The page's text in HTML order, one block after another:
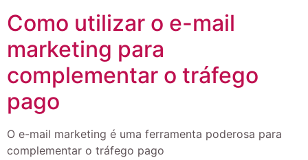
Como utilizar o e-mail
marketing para
complementar o tráfego
pago
O e-mail marketing é uma ferramenta poderosa para
complementar o tráfego pago